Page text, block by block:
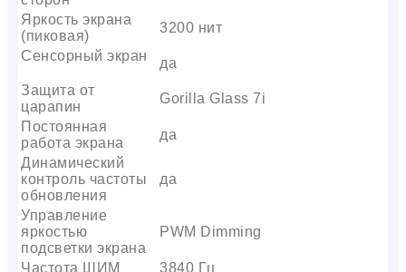
Яркость экрана
(пиковая)
3200 нит
Сенсорный экран
да
Защита от
царапин
Gorilla Glass 7i
Постоянная
работа экрана
да
Динамический
контроль частоты
обновления
да
Управление
яркостью
подсветки экрана
PWM Dimming
Частота ШИМ
3840 Гц